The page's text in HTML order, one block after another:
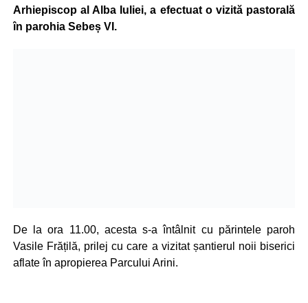
Arhiepiscop al Alba Iuliei, a efectuat o vizită pastorală
în parohia Sebeș VI.
De la ora 11.00, acesta s-a întâlnit cu părintele paroh
Vasile Frățilă, prilej cu care a vizitat șantierul noii biserici
aflate în apropierea Parcului Arini.